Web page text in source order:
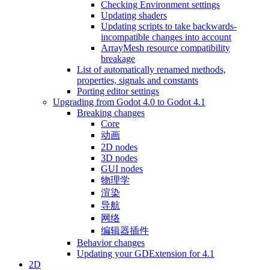
Checking Environment settings
Updating shaders
Updating scripts to take backwards-
incompatible changes into account
ArrayMesh resource compatibility
breakage
List of automatically renamed methods,
properties, signals and constants
Porting editor settings
Upgrading from Godot 4.0 to Godot 4.1
Breaking changes
Core
动画
2D nodes
3D nodes
GUI nodes
物理学
渲染
导航
网络
编辑器插件
Behavior changes
Updating your GDExtension for 4.1
2D